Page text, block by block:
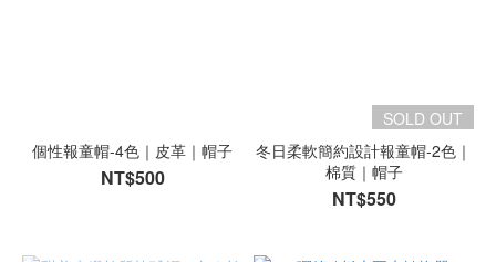
個性報童帽-4色｜皮革｜帽子
NT$500
SOLD OUT
冬日柔軟簡約設計報童帽-2色｜
棉質｜帽子
NT$550